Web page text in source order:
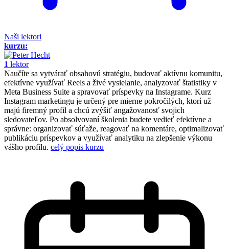
Naši lektori
kurzu:
1 lektor
Naučíte sa vytvárať obsahovú stratégiu, budovať aktívnu komunitu,
efektívne využívať Reels a živé vysielanie, analyzovať štatistiky v
Meta Business Suite a spravovať príspevky na Instagrame. Kurz
Instagram marketingu je určený pre mierne pokročilých, ktorí už
majú firemný profil a chcú zvýšiť angažovanosť svojich
sledovateľov. Po absolvovaní školenia budete vedieť efektívne a
správne: organizovať súťaže, reagovať na komentáre, optimalizovať
publikáciu príspevkov a využívať analytiku na zlepšenie výkonu
vášho profilu. celý popis kurzu